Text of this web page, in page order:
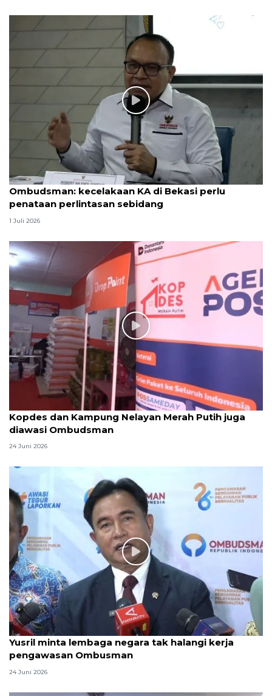
Ombudsman: kecelakaan KA di Bekasi perlu
penataan perlintasan sebidang
1 Juli 2026
Kopdes dan Kampung Nelayan Merah Putih juga
diawasi Ombudsman
24 Juni 2026
Yusril minta lembaga negara tak halangi kerja
pengawasan Ombusman
24 Juni 2026